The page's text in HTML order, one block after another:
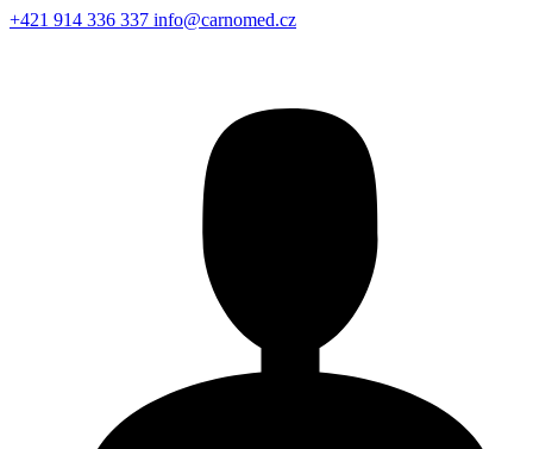
+421 914 336 337 info@carnomed.cz